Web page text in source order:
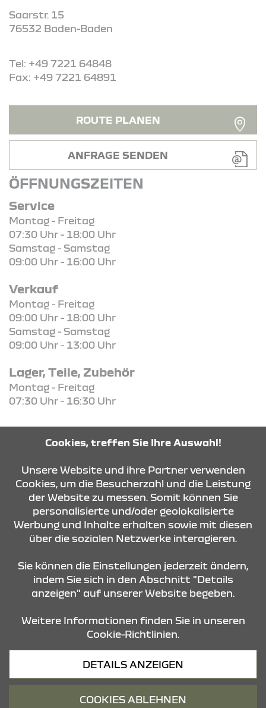
Saarstr. 15
76532 Baden-Baden
Tel: +49 7221 64848
Fax: +49 7221 64891
ROUTE PLANEN
ANFRAGE SENDEN
ÖFFNUNGSZEITEN
Service
Montag - Freitag
07:30 Uhr - 18:00 Uhr
Samstag - Samstag
09:00 Uhr - 16:00 Uhr
Verkauf
Montag - Freitag
09:00 Uhr - 18:00 Uhr
Samstag - Samstag
09:00 Uhr - 13:00 Uhr
Lager, Teile, Zubehör
Montag - Freitag
07:30 Uhr - 16:30 Uhr
ÖFFNUNGSZEITEN
Cookies, treffen Sie Ihre Auswahl!
Unsere Website und ihre Partner verwenden
Cookies, um die Besucherzahl und die Leistung
der Website zu messen. Somit können Sie
personalisierte und/oder geolokalisierte
Werbung und Inhalte erhalten sowie mit diesen
über die sozialen Netzwerke interagieren.
Sie können die Einstellungen jederzeit ändern,
indem Sie sich in den Abschnitt "Details
anzeigen" auf unserer Website begeben.
Weitere Informationen finden Sie in unseren
Cookie-Richtlinien.
DETAILS ANZEIGEN
COOKIES ABLEHNEN